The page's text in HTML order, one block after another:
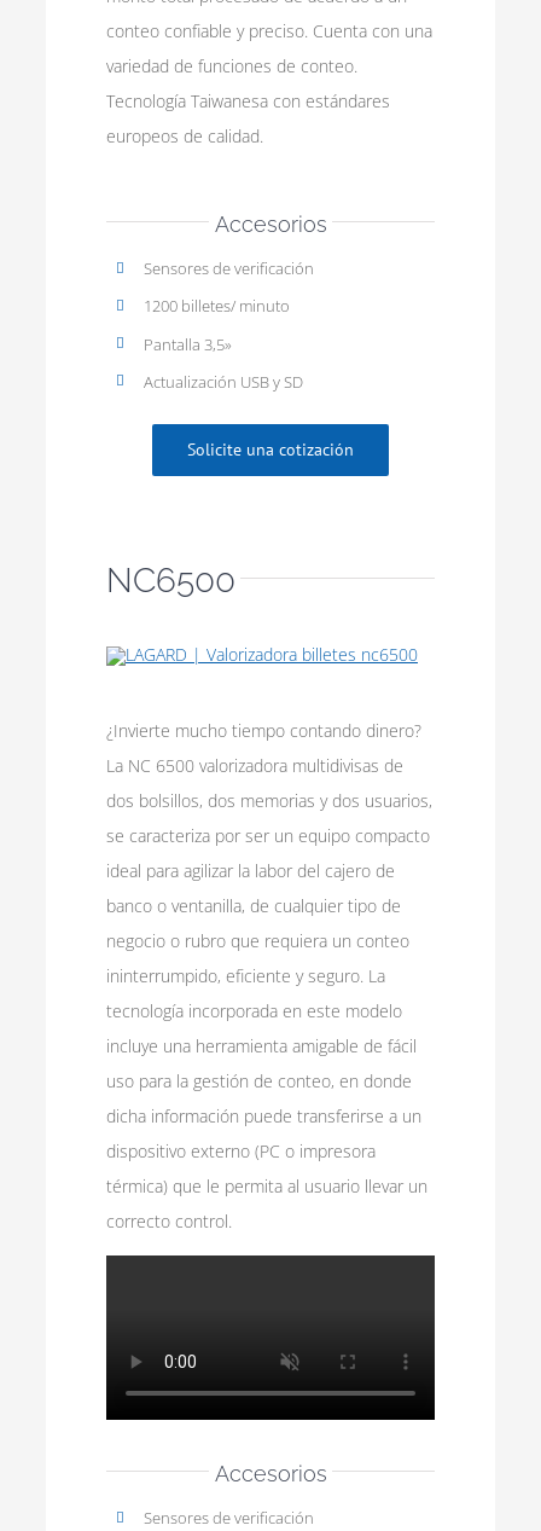
conteo confiable y preciso. Cuenta con una
variedad de funciones de conteo.
Tecnología Taiwanesa con estándares
europeos de calidad.
Accesorios
Sensores de verificación
1200 billetes/ minuto
Pantalla 3,5»
Actualización USB y SD
Solicite una cotización
NC6500
¿Invierte mucho tiempo contando dinero?
La NC 6500 valorizadora multidivisas de
dos bolsillos, dos memorias y dos usuarios,
se caracteriza por ser un equipo compacto
ideal para agilizar la labor del cajero de
banco o ventanilla, de cualquier tipo de
negocio o rubro que requiera un conteo
ininterrumpido, eficiente y seguro. La
tecnología incorporada en este modelo
incluye una herramienta amigable de fácil
uso para la gestión de conteo, en donde
dicha información puede transferirse a un
dispositivo externo (PC o impresora
térmica) que le permita al usuario llevar un
correcto control.
Accesorios
Sensores de verificación